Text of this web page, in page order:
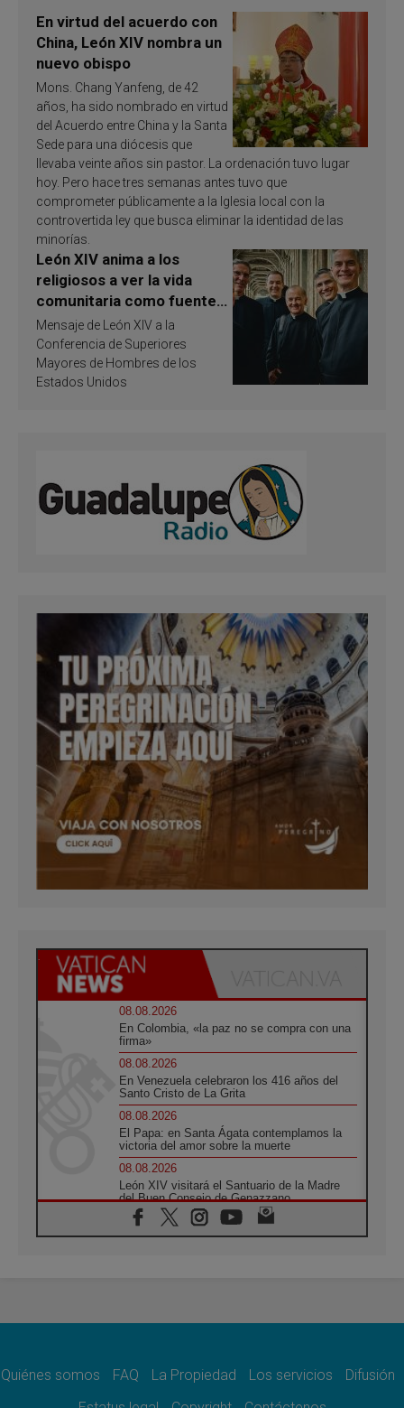
En virtud del acuerdo con
China, León XIV nombra un
nuevo obispo
Mons. Chang Yanfeng, de 42
años, ha sido nombrado en virtud
del Acuerdo entre China y la Santa
Sede para una diócesis que
llevaba veinte años sin pastor. La ordenación tuvo lugar
hoy. Pero hace tres semanas antes tuvo que
comprometer públicamente a la Iglesia local con la
controvertida ley que busca eliminar la identidad de las
minorías.
León XIV anima a los
religiosos a ver la vida
comunitaria como fuente
de inspiración y
santificación
Mensaje de León XIV a la
Conferencia de Superiores
Mayores de Hombres de los
Estados Unidos
08.08.2026
En Colombia, «la paz no se compra con una
firma»
08.08.2026
En Venezuela celebraron los 416 años del
Santo Cristo de La Grita
08.08.2026
El Papa: en Santa Ágata contemplamos la
victoria del amor sobre la muerte
08.08.2026
León XIV visitará el Santuario de la Madre
del Buen Consejo de Genazzano
07.08.2026
Filipinas: el Vicariato Apostólico de Calapán
07.08.2026
07.08.2026
Quiénes somos FAQ La Propiedad Los servicios
Difusión